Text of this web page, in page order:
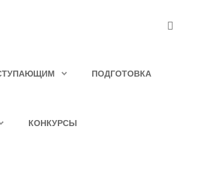
ПОДГОТОВКА
КОНКУРСЫ